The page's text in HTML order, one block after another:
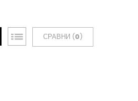
СРАВНИ (0)